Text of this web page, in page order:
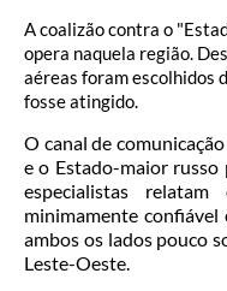
A coalizão contra o
opera naquela região.
aéreas foram escolhidos
fosse atingido.
O canal de
e o Estado-maior russo
especialistas
minimamente confiável
ambos os lados pouco
Leste-Oeste.